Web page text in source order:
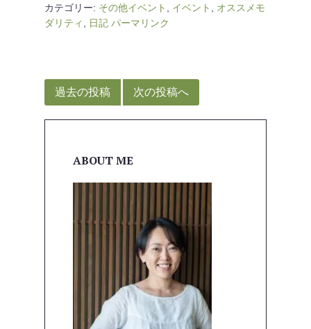
カテゴリー: その他イベント イベント
オススメモ
ダリティ
日記 パーマリンク
稿
ナ
過去の投稿 次の投稿へ
ABOUT ME